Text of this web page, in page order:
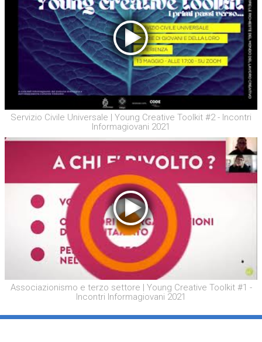
Servizio Civile Universale | Young Creative Toolkit #2 - Incontri
Informagiovani 2021
Associazionismo e terzo settore | Young Creative Toolkit #1 -
Incontri Informagiovani 2021